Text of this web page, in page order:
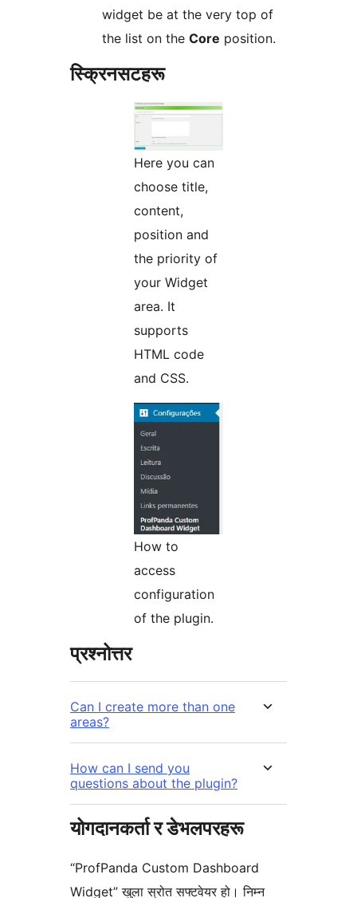
widget be at the very top of
the list on the Core position.
स्क्रिनसटहरू
Here you can
choose title,
content,
position and
the priority of
your Widget
area. It
supports
HTML code
and CSS.
How to
access
configuration
of the plugin.
प्रश्नोत्तर
Can I create more than one
areas?
How can I send you
questions about the plugin?
योगदानकर्ता र डेभलपरहरू
“ProfPanda Custom Dashboard
Widget” खुला स्रोत सफ्टवेयर हो। निम्न